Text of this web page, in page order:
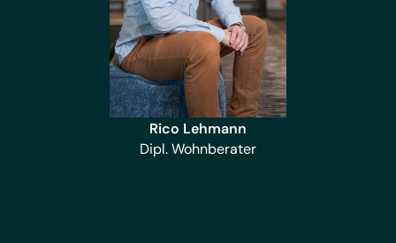
Rico Lehmann
Dipl. Wohnberater